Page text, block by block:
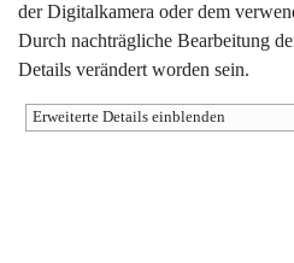
der Digitalkamera oder dem
Durch nachträgliche Bearbeitung
Details verändert worden sein.
Erweiterte Details einblenden